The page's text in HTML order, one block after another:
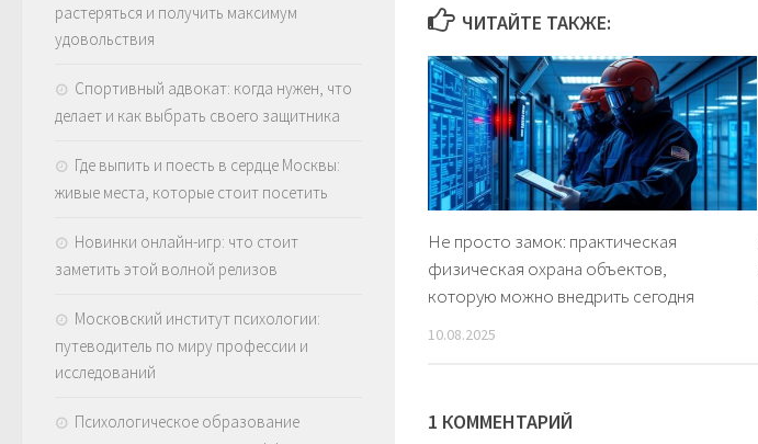
ЧИТАЙТЕ ТАКЖЕ:
Не просто замок: практическая
физическая охрана объектов,
которую можно внедрить сегодня
10.08.2025
1 КОММЕНТАРИЙ
растеряться и получить максимум
удовольствия
Спортивный адвокат: когда нужен, что
делает и как выбрать своего защитника
Где выпить и поесть в сердце Москвы:
живые места, которые стоит посетить
Новинки онлайн-игр: что стоит
заметить этой волной релизов
Московский институт психологии:
путеводитель по миру профессии и
исследований
Психологическое образование